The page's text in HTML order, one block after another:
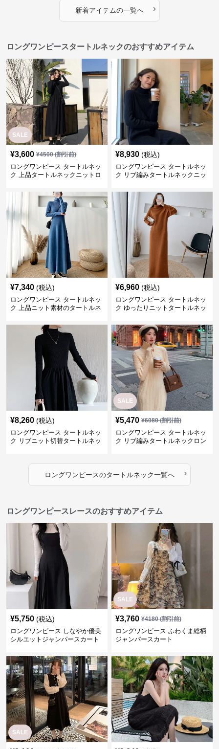
新着アイテムの一覧へ ›
ロングワンピースタートルネックのおすすめアイテム
SALE
¥3,600 ¥4500(割引前)
ロングワンピース タートルネッ
ク 上品タートルネックニットロ
¥8,930 (税込)
ロングワンピース タートルネッ
ク リブ編みタートルネックニッ
¥7,340 (税込)
ロングワンピース タートルネッ
ク 上品ニット素材のタートルネ
¥6,960 (税込)
ロングワンピース タートルネッ
ク ゆったりニットタートルネッ
¥8,260 (税込)
ロングワンピース タートルネッ
ク リブニット切替タートルネッ
SALE
¥5,470 ¥6080(割引前)
ロングワンピース タートルネッ
ク リブ編みタートルネックロン
ロングワンピースのタートルネック一覧へ ›
ロングワンピースレースのおすすめアイテム
¥5,750 (税込)
ロングワンピース しなやか優美
シルエットジャンパースカート
SALE
¥3,760 ¥4180(割引前)
ロングワンピース ふわくま総柄
ジャンパースカート
SALE